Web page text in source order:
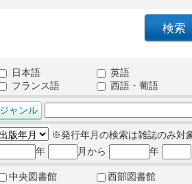
日本語
英語
フランス語
西語・葡語
※発行年月の検索は雑誌のみ対
年
月から 年
中央図書館 西部図書館